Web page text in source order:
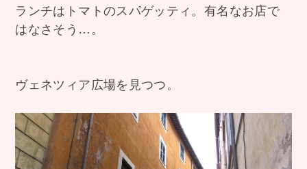
ランチはトマトのスパゲッティ。有名なお店で
はなさそう…。
ヴェネツィア広場を見つつ。